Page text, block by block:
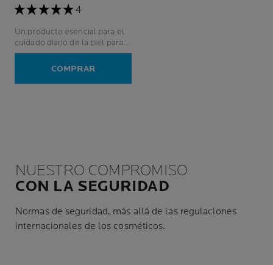
4
Un producto esencial para el
cuidado diario de la piel para
pieles sensibles, incluso para
las más frágiles: recién
embarazadas.
COMPRAR
NUESTRO COMPROMISO
CON LA SEGURIDAD
Normas de seguridad, más allá de las regulaciones
internacionales de los cosméticos.